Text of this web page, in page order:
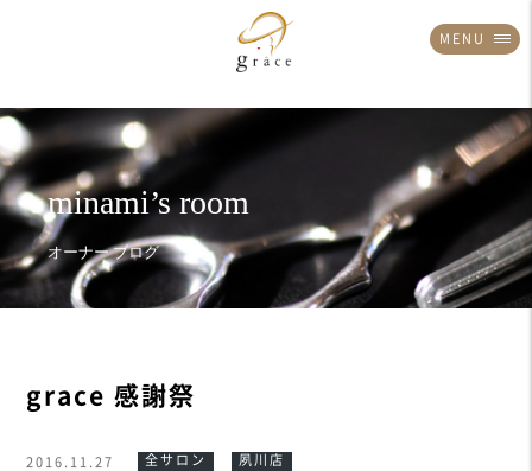
MENU
grace 感謝祭
2016.11.27 全サロン 夙川店